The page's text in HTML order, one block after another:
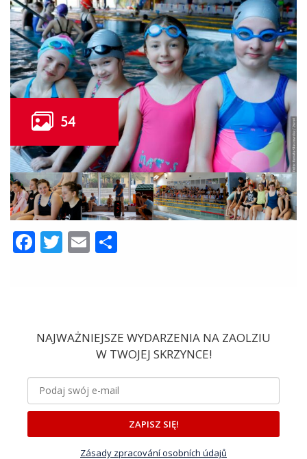
Facebook
Twitter
Email
NAJWAŻNIEJSZE WYDARZENIA NA ZAOLZIU
W TWOJEJ SKRZYNCE!
ZAPISZ SIĘ!
Zásady zpracování osobních údajů